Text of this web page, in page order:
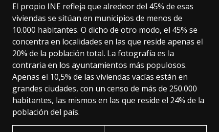
El propio INE refleja que alredeor del 45% de esas
viviendas se sitúan en municipios de menos de
10.000 habitantes. O dicho de otro modo, el 45% se
concentra en localidades en las que reside apenas el
20% de la población total. La fotografía es la
contraria en los ayuntamientos más populosos.
Apenas el 10,5% de las viviendas vacías están en
grandes ciudades, con un censo de más de 250.000
habitantes, las mismos en las que reside el 24% de la
población del país.